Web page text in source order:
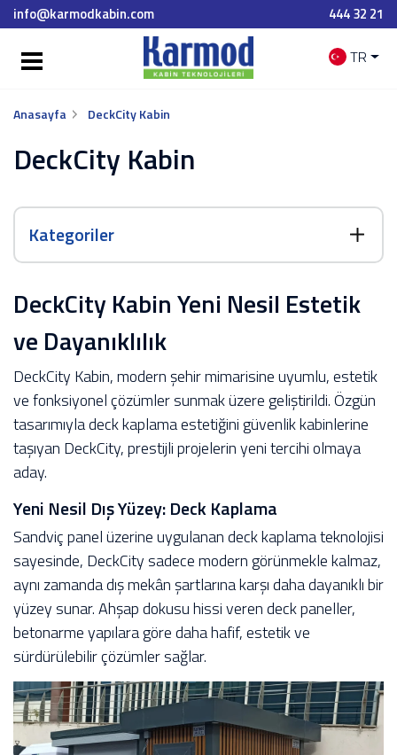
info@karmodkabin.com 444 32 21
TR
Anasayfa DeckCity Kabin
DeckCity Kabin
Kategoriler
DeckCity Kabin Yeni Nesil Estetik
ve Dayanıklılık
DeckCity Kabin, modern şehir mimarisine uyumlu, estetik
ve fonksiyonel çözümler sunmak üzere geliştirildi. Özgün
tasarımıyla deck kaplama estetiğini güvenlik kabinlerine
taşıyan DeckCity, prestijli projelerin yeni tercihi olmaya
aday.
Yeni Nesil Dış Yüzey: Deck Kaplama
Sandviç panel üzerine uygulanan deck kaplama teknolojisi
sayesinde, DeckCity sadece modern görünmekle kalmaz,
aynı zamanda dış mekân şartlarına karşı daha dayanıklı bir
yüzey sunar. Ahşap dokusu hissi veren deck paneller,
betonarme yapılara göre daha hafif, estetik ve
sürdürülebilir çözümler sağlar.